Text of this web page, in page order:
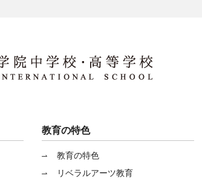
教育の特色
教育の特色
リベラルアーツ教育